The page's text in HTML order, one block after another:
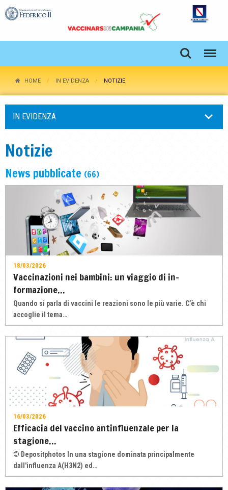
HOME IN EVIDENZA NOTIZIE
IN EVIDENZA
Notizie
News pubblicate (66)
18/03/2026
Vaccinazioni nei bambini: un viaggio di in-
formazione…
Quando si parla di vaccini le reazioni sono le più varie. C’è chi
accoglie il tema…
16/03/2026
Efficacia del vaccino antinfluenzale per la
stagione…
© Depositphotos In una stagione dominata principalmente
dall'influenza A(H3N2) ed…